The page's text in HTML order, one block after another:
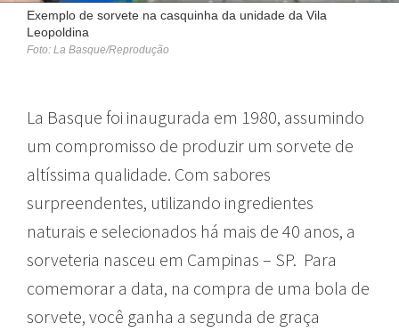
Exemplo de sorvete na casquinha da unidade da Vila
Leopoldina
Foto: La Basque/Reprodução
La Basque foi inaugurada em 1980, assumindo
um compromisso de produzir um sorvete de
altíssima qualidade. Com sabores
surpreendentes, utilizando ingredientes
naturais e selecionados há mais de 40 anos, a
sorveteria nasceu em Campinas – SP. Para
comemorar a data, na compra de uma bola de
sorvete, você ganha a segunda de graça